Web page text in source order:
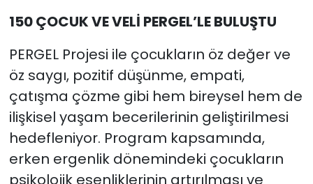
150 ÇOCUK VE VELİ PERGEL’LE BULUŞTU
PERGEL Projesi ile çocukların öz değer ve
öz saygı, pozitif düşünme, empati,
çatışma çözme gibi hem bireysel hem de
ilişkisel yaşam becerilerinin geliştirilmesi
hedefleniyor. Program kapsamında,
erken ergenlik dönemindeki çocukların
psikolojik esenliklerinin artırılması ve